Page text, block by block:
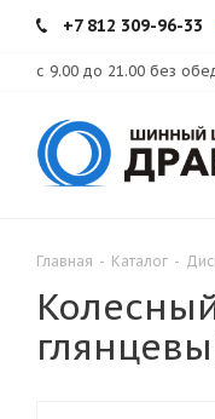
+7 812 309-96-33
с 9.00 до 21.00 без
Главная - Каталог -